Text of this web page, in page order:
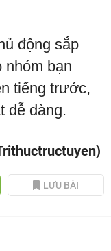
động sắp
nhóm bạn
tiếng trước,
dễ dàng.
LƯU BÀI